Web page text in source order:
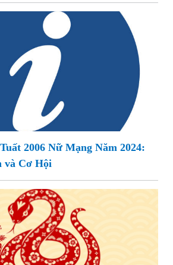
2006 Nữ Mạng Năm 2024:
và Cơ Hội